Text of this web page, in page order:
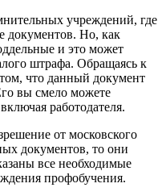
учреждений, где
документов. Но, как
и это может
штрафа. Обращаясь к
что данный документ
вы смело можете
работодателя.
от московского
документов, то они
все необходимые
профобучения.